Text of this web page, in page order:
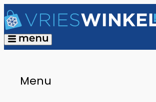
Menu